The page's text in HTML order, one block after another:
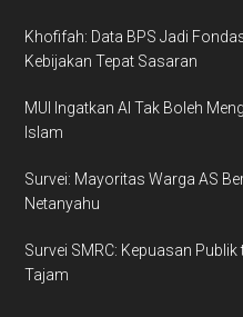
Khofifah: Data BPS Jadi
Kebijakan Tepat Sasaran
MUI Ingatkan AI Tak Boleh
Islam
Survei: Mayoritas Warga AS
Netanyahu
Survei SMRC: Kepuasan
Tajam